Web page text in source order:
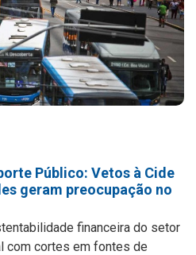
Público: Vetos à Cide
geram preocupação no
financeira do setor
com cortes em fontes de